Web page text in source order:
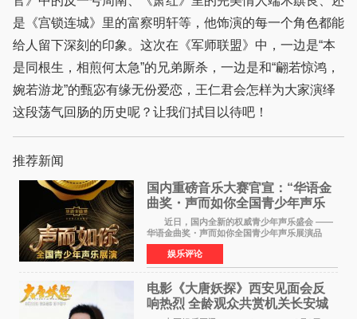
是《宫锁连城》里的富察明轩等，他饰演的每一个角色都能
给人留下深刻的印象。这次在《军师联盟》中，一边是“本
是同根生，相煎何太急”的兄弟厮杀，一边是和“翩若惊鸿，
婉若游龙”的甄宓有缘无份爱恋，王仁君会怎样为大家演绎
这段荡气回肠的历史呢？让我们拭目以待吧！
推荐新闻
国内重磅音乐大赛官宣：“华语金
曲奖・声而如你全国青少年声乐
展演” 正式启幕，阿沁出任明星总
评审
近日，国内全新的权威青少年声乐盛会 ——
华语金曲奖・声而如你全国青少年声乐展演品
牌，在湖南长沙隆重举行官宣，国内又一高规格
青少年声乐赛事全面启航。 本赛事由寰宇声
扬联合华语金曲
娱乐评论
电影《大唐妖探》西安见面会反
响热烈 全龄观众共赏机关长安城